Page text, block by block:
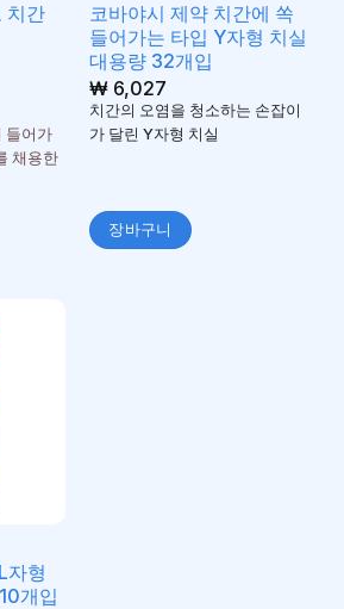
치간
들어가
채용한
코바야시 제약 치간에 쏙
들어가는 타입 Y자형 치실
대용량 32개입
₩6,027
치간의 오염을 청소하는 손잡이
가 달린 Y자형 치실
장바구니
자형
개입